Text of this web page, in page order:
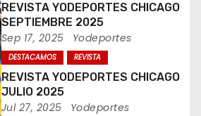
REVISTA YODEPORTES CHICAGO
SEPTIEMBRE 2025
Sep 17, 2025 Yodeportes
DESTACAMOS REVISTA
REVISTA YODEPORTES CHICAGO
JULIO 2025
Jul 27, 2025 Yodeportes